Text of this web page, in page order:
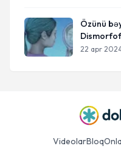
Özünü
22 apr
VideolarBloq